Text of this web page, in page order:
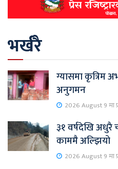
भर्खरै
ग्यासमा कृत्रिम
अनुगमन
2026 August 9 मा
३१ वर्षदेखि
काममै अल्झियो
2026 August 9 मा